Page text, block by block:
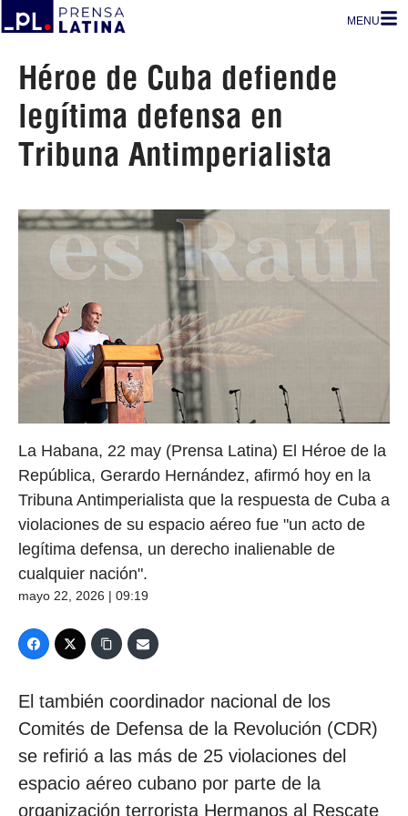
MENU
Héroe de Cuba defiende
legítima defensa en
Tribuna Antimperialista
La Habana, 22 may (Prensa Latina) El Héroe de la
República, Gerardo Hernández, afirmó hoy en la
Tribuna Antimperialista que la respuesta de Cuba a
violaciones de su espacio aéreo fue "un acto de
legítima defensa, un derecho inalienable de
cualquier nación".
mayo 22, 2026 | 09:19
El también coordinador nacional de los
Comités de Defensa de la Revolución (CDR)
se refirió a las más de 25 violaciones del
espacio aéreo cubano por parte de la
organización terrorista Hermanos al Rescate